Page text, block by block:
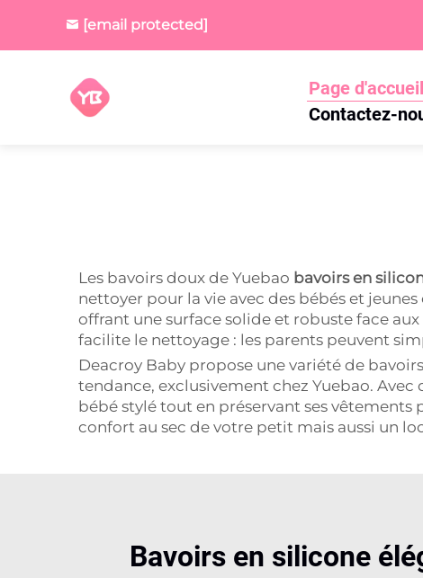
[email protected]
Page d'accueil
Contactez-
Les bavoirs doux de Yuebao bavoirs en
nettoyer pour la vie avec des bébés et
offrant une surface solide et robuste face
facilite le nettoyage : les parents peuvent
Deacroy Baby propose une variété de
tendance, exclusivement chez Yuebao.
bébé stylé tout en préservant ses
confort au sec de votre petit mais aussi un
Bavoirs en silicone